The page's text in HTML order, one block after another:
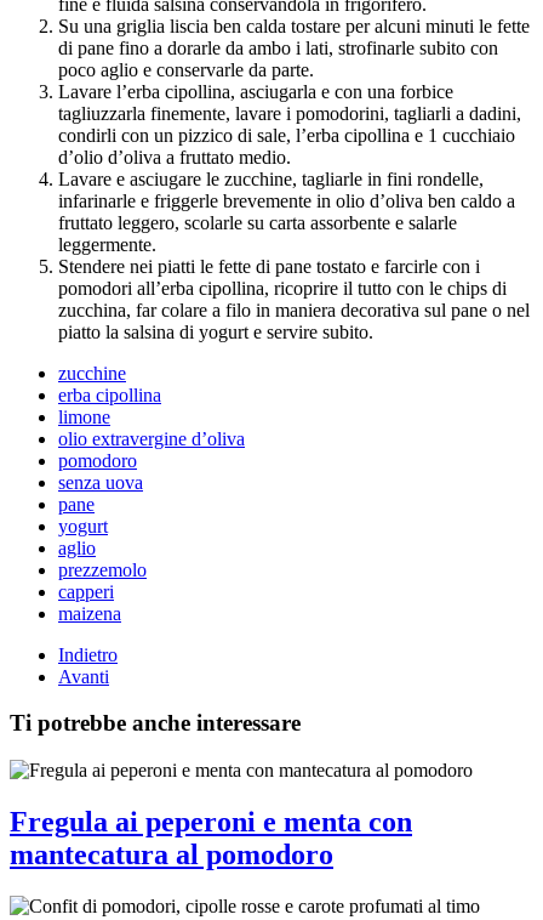
Su una griglia liscia ben calda tostare per alcuni minuti le fette
di pane fino a dorarle da ambo i lati, strofinarle subito con
poco aglio e conservarle da parte.
Lavare l’erba cipollina, asciugarla e con una forbice
tagliuzzarla finemente, lavare i pomodorini, tagliarli a dadini,
condirli con un pizzico di sale, l’erba cipollina e 1 cucchiaio
d’olio d’oliva a fruttato medio.
Lavare e asciugare le zucchine, tagliarle in fini rondelle,
infarinarle e friggerle brevemente in olio d’oliva ben caldo a
fruttato leggero, scolarle su carta assorbente e salarle
leggermente.
Stendere nei piatti le fette di pane tostato e farcirle con i
pomodori all’erba cipollina, ricoprire il tutto con le chips di
zucchina, far colare a filo in maniera decorativa sul pane o nel
piatto la salsina di yogurt e servire subito.
zucchine
erba cipollina
limone
olio extravergine d’oliva
pomodoro
senza uova
pane
yogurt
aglio
prezzemolo
capperi
maizena
Indietro
Avanti
Ti potrebbe anche interessare
Fregula ai peperoni e menta con
mantecatura al pomodoro